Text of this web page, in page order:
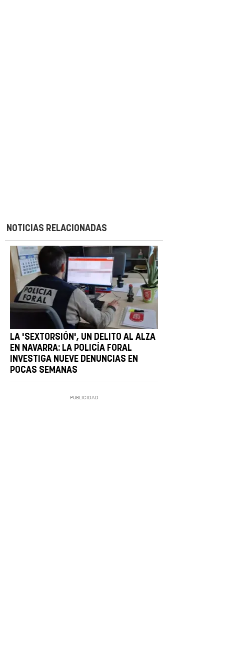
NOTICIAS RELACIONADAS
LA 'SEXTORSIÓN', UN DELITO AL ALZA
EN NAVARRA: LA POLICÍA FORAL
INVESTIGA NUEVE DENUNCIAS EN
POCAS SEMANAS